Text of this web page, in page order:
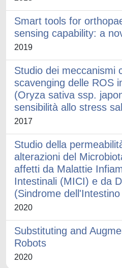
Smart tools for
sensing capability: a
2019
Studio dei meccanismi
scavenging delle ROS
(Oryza sativa ssp.
sensibilità allo stress
2017
Studio della
alterazioni del
affetti da Malattie
Intestinali (MICI) e da
(Sindrome
2020
Substituting and
Robots
2020